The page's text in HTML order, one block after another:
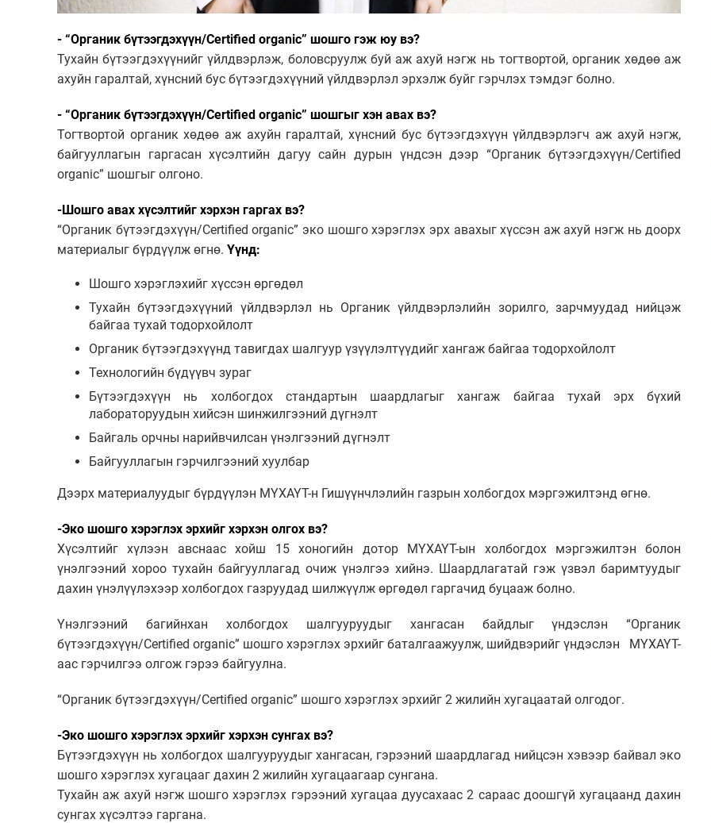
- “Органик бүтээгдэхүүн/Certified organic” шошго гэж юу вэ?
Тухайн бүтээгдэхүүнийг үйлдвэрлэж, боловсруулж буй аж ахуй нэгж нь тогтвортой, органик хөдөө аж
ахуйн гаралтай, хүнсний бус бүтээгдэхүүний үйлдвэрлэл эрхэлж буйг гэрчлэх тэмдэг болно.
- “Органик бүтээгдэхүүн/Certified organic” шошгыг хэн авах вэ?
Тогтвортой органик хөдөө аж ахуйн гаралтай, хүнсний бус бүтээгдэхүүн үйлдвэрлэгч аж ахуй нэгж,
байгууллагын гаргасан хүсэлтийн дагуу сайн дурын үндсэн дээр “Органик бүтээгдэхүүн/Certified
organic” шошгыг олгоно.
-Шошго авах хүсэлтийг хэрхэн гаргах вэ?
“Органик бүтээгдэхүүн/Certified organic” эко шошго хэрэглэх эрх авахыг хүссэн аж ахуй нэгж нь доорх
материалыг бүрдүүлж өгнө. Үүнд:
Шошго хэрэглэхийг хүссэн өргөдөл
Тухайн бүтээгдэхүүний үйлдвэрлэл нь Органик үйлдвэрлэлийн зорилго, зарчмуудад нийцэж
байгаа тухай тодорхойлолт
Органик бүтээгдэхүүнд тавигдах шалгуур үзүүлэлтүүдийг хангаж байгаа тодорхойлолт
Технологийн бүдүүвч зураг
Бүтээгдэхүүн нь холбогдох стандартын шаардлагыг хангаж байгаа тухай эрх бүхий
лабораторуудын хийсэн шинжилгээний дүгнэлт
Байгаль орчны нарийвчилсан үнэлгээний дүгнэлт
Байгууллагын гэрчилгээний хуулбар
Дээрх материалуудыг бүрдүүлэн МҮХАҮТ-н Гишүүнчлэлийн газрын холбогдох мэргэжилтэнд өгнө.
-Эко шошго хэрэглэх эрхийг хэрхэн олгох вэ?
Хүсэлтийг хүлээн авснаас хойш 15 хоногийн дотор МҮХАҮТ-ын холбогдох мэргэжилтэн болон
үнэлгээний хороо тухайн байгууллагад очиж үнэлгээ хийнэ. Шаардлагатай гэж үзвэл баримтуудыг
дахин үнэлүүлэхээр холбогдох газруудад шилжүүлж өргөдөл гаргачид буцааж болно.
Үнэлгээний багийнхан холбогдох шалгууруудыг хангасан байдлыг үндэслэн “Органик
бүтээгдэхүүн/Certified organic” шошго хэрэглэх эрхийг баталгаажуулж, шийдвэрийг үндэслэн МҮХАҮТ-
аас гэрчилгээ олгож гэрээ байгуулна.
“Органик бүтээгдэхүүн/Certified organic” шошго хэрэглэх эрхийг 2 жилийн хугацаатай олгодог.
-Эко шошго хэрэглэх эрхийг хэрхэн сунгах вэ?
Бүтээгдэхүүн нь холбогдох шалгууруудыг хангасан, гэрээний шаардлагад нийцсэн хэвээр байвал эко
шошго хэрэглэх хугацааг дахин 2 жилийн хугацаагаар сунгана.
Тухайн аж ахуй нэгж шошго хэрэглэх гэрээний хугацаа дуусахаас 2 сараас доошгүй хугацаанд дахин
сунгах хүсэлтээ гаргана.